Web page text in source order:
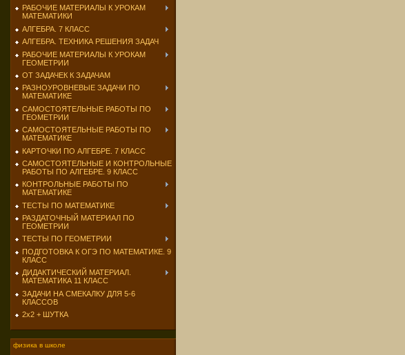
РАБОЧИЕ МАТЕРИАЛЫ К УРОКАМ
МАТЕМАТИКИ
АЛГЕБРА. 7 КЛАСС
АЛГЕБРА. ТЕХНИКА РЕШЕНИЯ ЗАДАЧ
РАБОЧИЕ МАТЕРИАЛЫ К УРОКАМ
ГЕОМЕТРИИ
ОТ ЗАДАЧЕК К ЗАДАЧАМ
РАЗНОУРОВНЕВЫЕ ЗАДАЧИ ПО
МАТЕМАТИКЕ
САМОСТОЯТЕЛЬНЫЕ РАБОТЫ ПО
ГЕОМЕТРИИ
САМОСТОЯТЕЛЬНЫЕ РАБОТЫ ПО
МАТЕМАТИКЕ
КАРТОЧКИ ПО АЛГЕБРЕ. 7 КЛАСС
САМОСТОЯТЕЛЬНЫЕ И КОНТРОЛЬНЫЕ
РАБОТЫ ПО АЛГЕБРЕ. 9 КЛАСС
КОНТРОЛЬНЫЕ РАБОТЫ ПО
МАТЕМАТИКЕ
ТЕСТЫ ПО МАТЕМАТИКЕ
РАЗДАТОЧНЫЙ МАТЕРИАЛ ПО
ГЕОМЕТРИИ
ТЕСТЫ ПО ГЕОМЕТРИИ
ПОДГОТОВКА К ОГЭ ПО МАТЕМАТИКЕ. 9
КЛАСС
ДИДАКТИЧЕСКИЙ МАТЕРИАЛ.
МАТЕМАТИКА 11 КЛАСС
ЗАДАЧИ НА СМЕКАЛКУ ДЛЯ 5-6
КЛАССОВ
2х2 + ШУТКА
физика в школе